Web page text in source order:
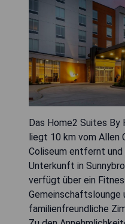
Das Home2 Suites
liegt 10 km vom Allen
Coliseum entfernt
Unterkunft in
verfügt über ein
Gemeinschaftslounge
familienfreundliche